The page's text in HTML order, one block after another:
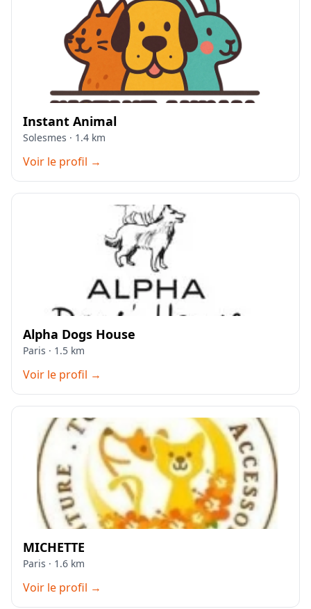
Instant Animal
Solesmes · 1.4 km
Voir le profil →
Alpha Dogs House
Paris · 1.5 km
Voir le profil →
MICHETTE
Paris · 1.6 km
Voir le profil →